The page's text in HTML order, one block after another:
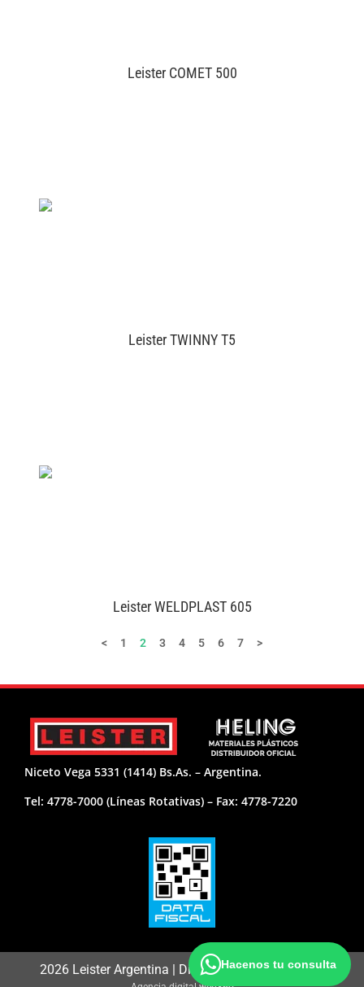
Leister COMET 500
Leister TWINNY T5
Leister WELDPLAST 605
< 1 2 3 4 5 6 7 >
Niceto Vega 5331 (1414) Bs.As. – Argentina.
Tel: 4778-7000 (Líneas Rotativas) – Fax: 4778-7220
Hacenos tu consulta
2026 Leister Argentina | Distribuidor Oficial:Heling